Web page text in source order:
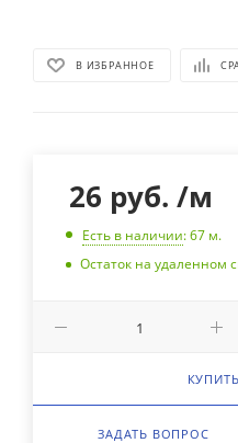
В ИЗБРАННОЕ
26 руб. /м
Есть в наличии: 67 м.
Остаток на удаленном
ЗАДАТЬ ВОПРОС